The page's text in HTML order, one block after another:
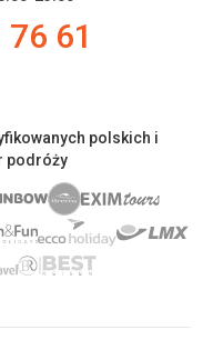
61
polskich i
podróży